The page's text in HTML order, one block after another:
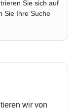
Sie sich auf
Sie Ihre Suche
wir von